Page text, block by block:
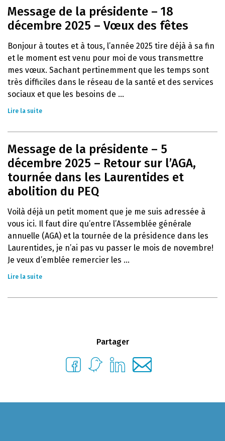
Message de la présidente – 18
décembre 2025 – Vœux des fêtes
Bonjour à toutes et à tous, l’année 2025 tire déjà à sa fin
et le moment est venu pour moi de vous transmettre
mes vœux. Sachant pertinemment que les temps sont
très difficiles dans le réseau de la santé et des services
sociaux et que les besoins de ...
Lire la suite
Message de la présidente – 5
décembre 2025 – Retour sur l’AGA,
tournée dans les Laurentides et
abolition du PEQ
Voilà déjà un petit moment que je me suis adressée à
vous ici. Il faut dire qu’entre l’Assemblée générale
annuelle (AGA) et la tournée de la présidence dans les
Laurentides, je n’ai pas vu passer le mois de novembre!
Je veux d’emblée remercier les ...
Lire la suite
Partager